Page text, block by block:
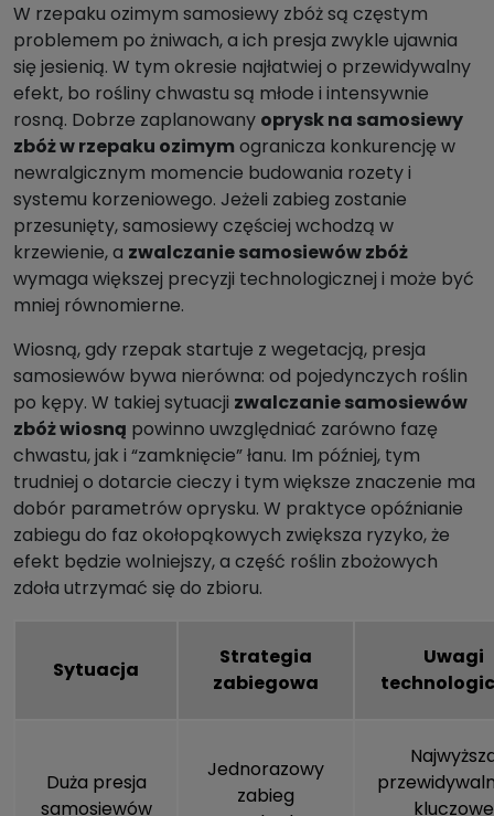
W rzepaku ozimym samosiewy zbóż są częstym
problemem po żniwach, a ich presja zwykle ujawnia
się jesienią. W tym okresie najłatwiej o przewidywalny
efekt, bo rośliny chwastu są młode i intensywnie
rosną. Dobrze zaplanowany oprysk na samosiewy
zbóż w rzepaku ozimymogranicza konkurencję w
newralgicznym momencie budowania rozety i
systemu korzeniowego. Jeżeli zabieg zostanie
przesunięty, samosiewy częściej wchodzą w
krzewienie, a zwalczanie samosiewów zbóż
wymaga większej precyzji technologicznej i może być
mniej równomierne.
Wiosną, gdy rzepak startuje z wegetacją, presja
samosiewów bywa nierówna: od pojedynczych roślin
po kępy. W takiej sytuacji zwalczanie samosiewów
zbóż wiosną powinno uwzględniać zarówno fazę
chwastu, jak i “zamknięcie” łanu. Im później, tym
trudniej o dotarcie cieczy i tym większe znaczenie ma
dobór parametrów oprysku. W praktyce opóźnianie
zabiegu do faz okołopąkowych zwiększa ryzyko, że
efekt będzie wolniejszy, a część roślin zbożowych
zdoła utrzymać się do zbioru.
Sytuacja
Strategia
zabiegowa
Uwagi
Duża presja
samosiewów
Jednorazowy
zabieg
kluczowe